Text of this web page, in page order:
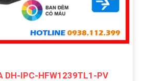
DH-IPC-HFW1239TL1-PV